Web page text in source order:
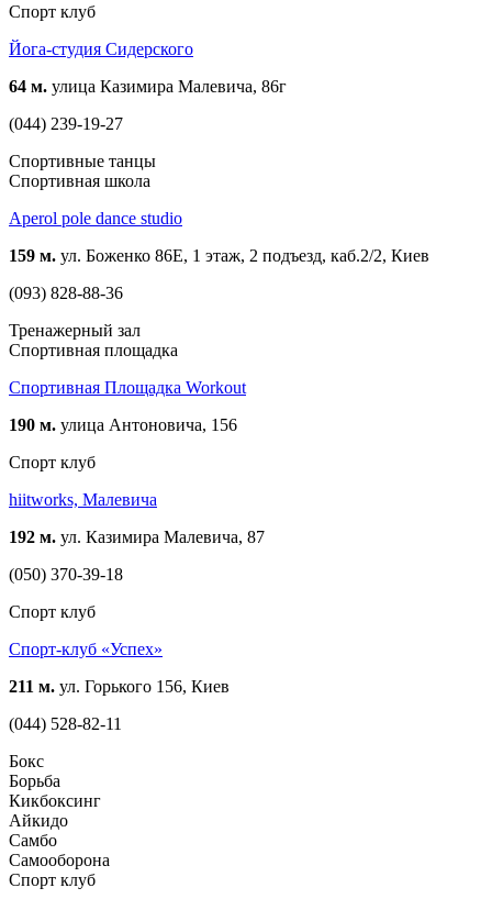
Спорт клуб
Йога-студия Сидерского
64 м. улица Казимира Малевича, 86г
(044) 239-19-27
Спортивные танцы
Спортивная школа
Aperol pole dance studio
159 м. ул. Боженко 86Е, 1 этаж, 2 подъезд, каб.2/2, Киев
(093) 828-88-36
Тренажерный зал
Спортивная площадка
Спортивная Площадка Workout
190 м. улица Антоновича, 156
Спорт клуб
hiitworks, Малевича
192 м. ул. Казимира Малевича, 87
(050) 370-39-18
Спорт клуб
Спорт-клуб «Успех»
211 м. ул. Горького 156, Киев
(044) 528-82-11
Бокс
Борьба
Кикбоксинг
Айкидо
Самбо
Самооборона
Спорт клуб